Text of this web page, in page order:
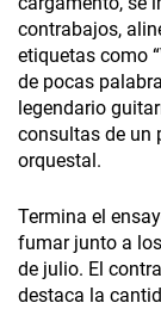
contrabajos,
etiquetas como
de pocas
legendario
consultas de un
orquestal.
Termina el
fumar junto a
de julio. El
destaca la